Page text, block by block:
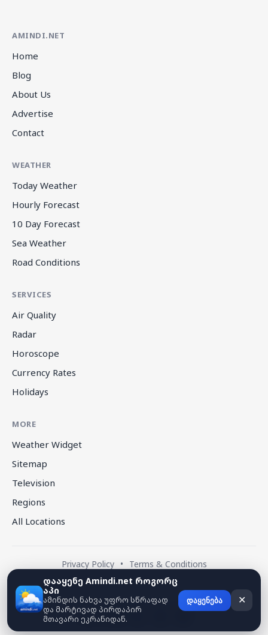
AMINDI.NET
Home
Blog
About Us
Advertise
Contact
WEATHER
Today Weather
Hourly Forecast
10 Day Forecast
Sea Weather
Road Conditions
SERVICES
Air Quality
Radar
Horoscope
Currency Rates
Holidays
MORE
Weather Widget
Sitemap
Television
Regions
All Locations
Privacy Policy • Terms & Conditions
© 2026 amindi.net — All rights reserved.
დააყენე Amindi.net როგორც
აპი
ამინდის ნახვა უფრო სწრაფად
და მარტივად პირდაპირ
მთავარი ეკრანიდან.
დაყენება ✕